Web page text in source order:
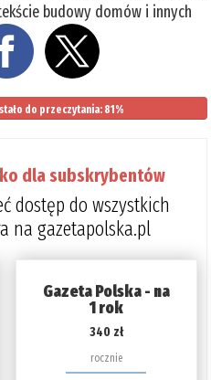
budowy domów i innych
do przeczytania: 81%
dla subskrybentów
dostęp do wszystkich
na gazetapolska.pl
Gazeta Polska - na
1 rok
340 zł
rocznie